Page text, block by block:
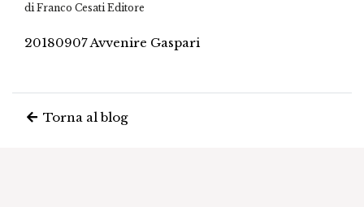
di Franco Cesati Editore
20180907 Avvenire Gaspari
Torna al blog